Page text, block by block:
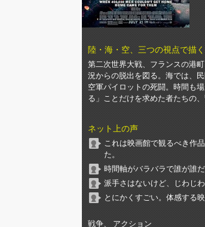
陸・海・空、三つの視点で描
第二次世界大戦、フランスの港
況からの脱出を図る。海では、
空軍パイロットの死闘。時間も
る」ことだけを求めた者たちの、
ネット上の声
これは映画館で観るべき作
た。
時間軸がバラバラで誰が誰
派手さはないけど、じわじ
とにかくすごい。体感する映
戦争、 アクション